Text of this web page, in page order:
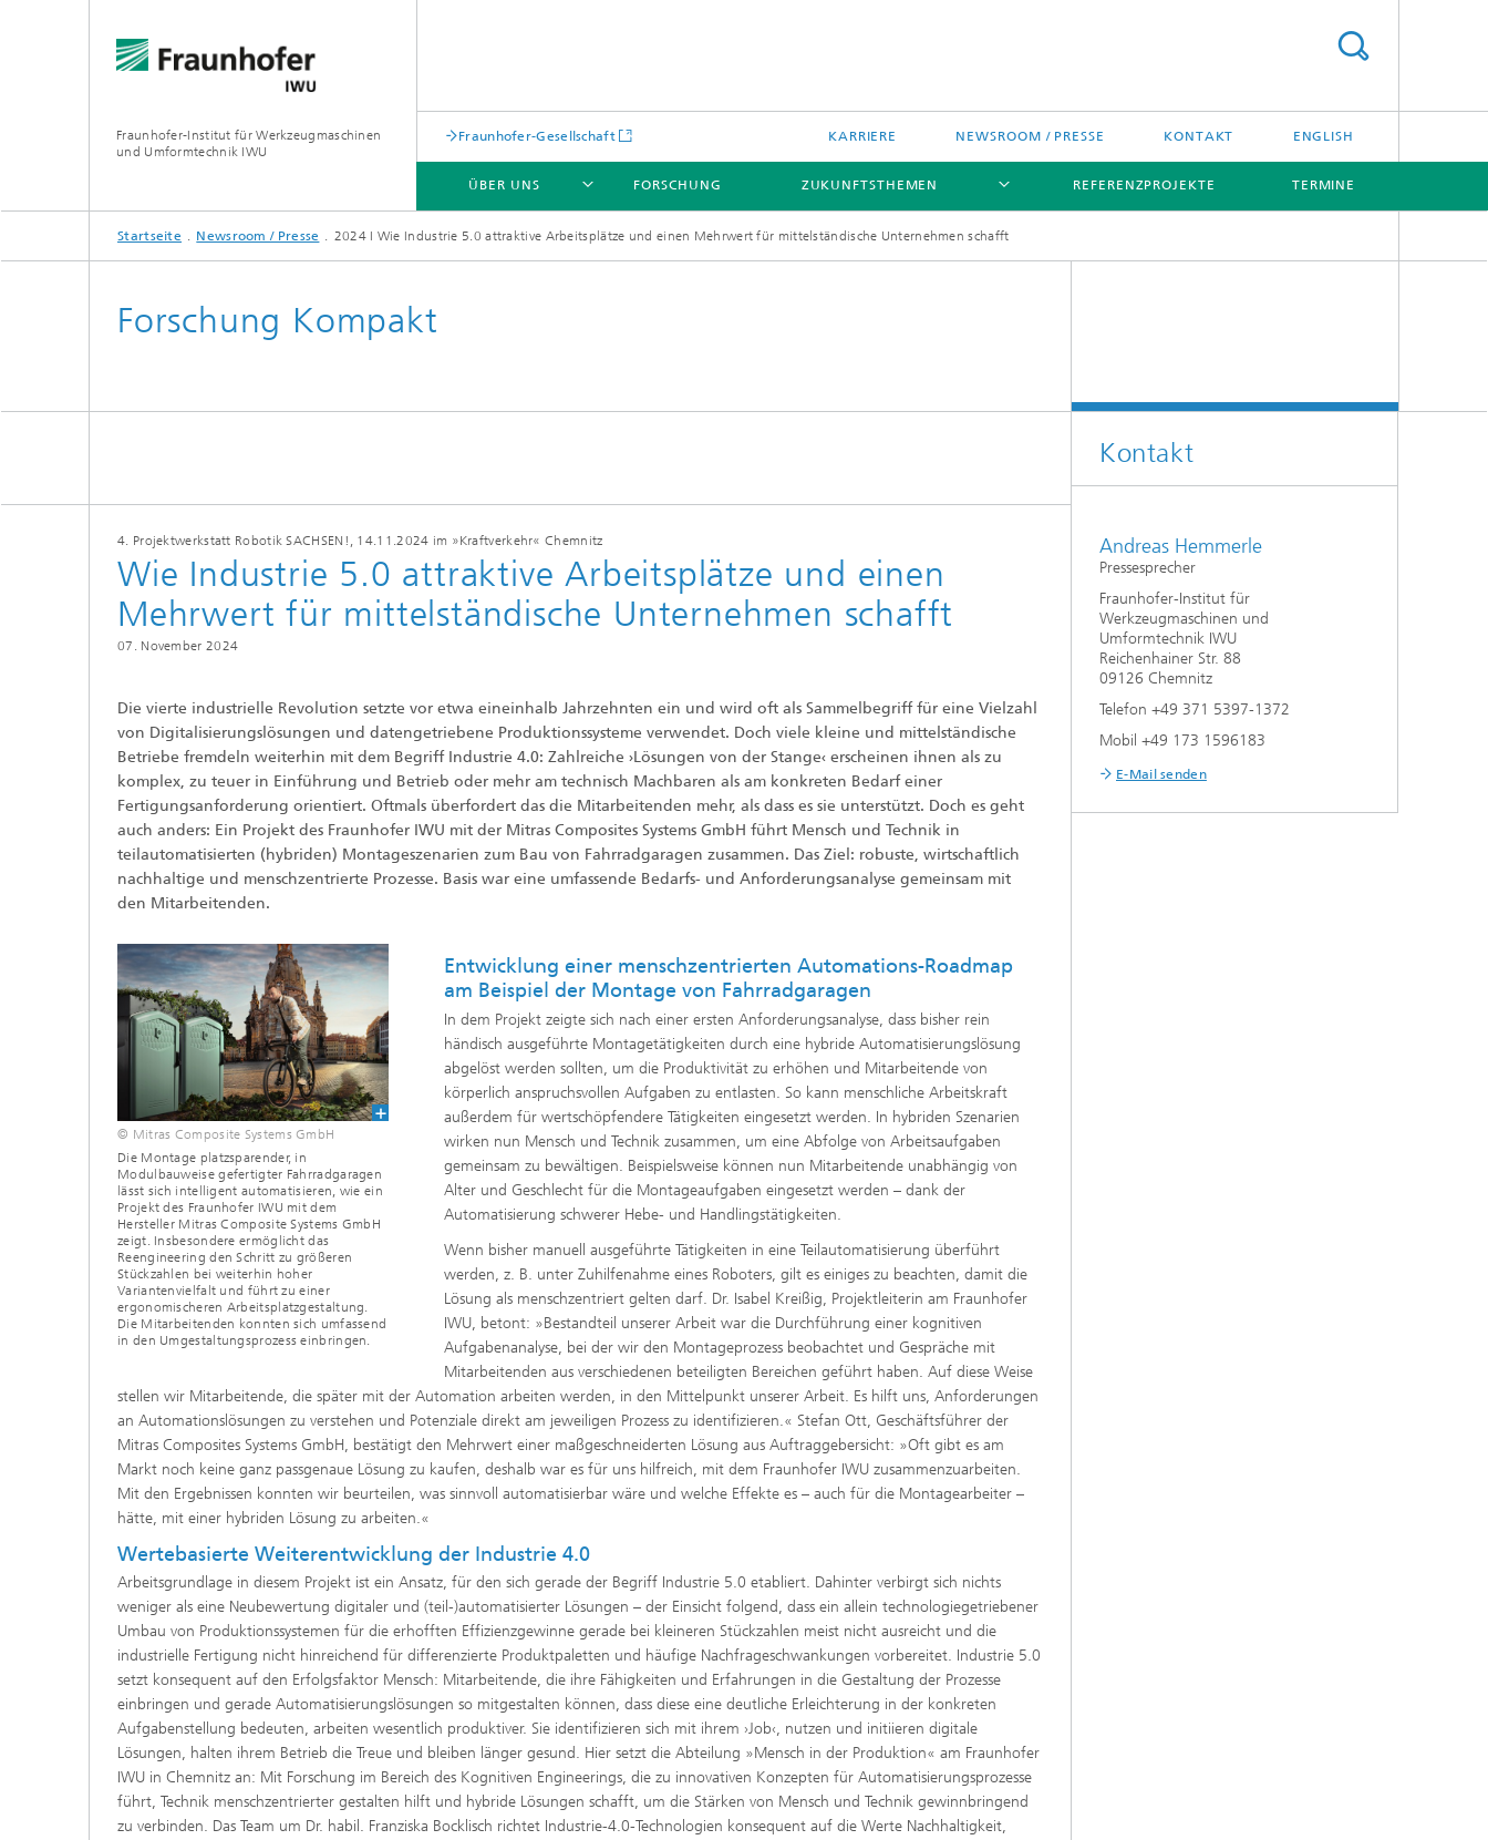
Fraunhofer-Institut für Werkzeugmaschinen
und Umformtechnik IWU
Fraunhofer-Gesellschaft KARRIERE NEWSROOM / PRESSE KONTAKT ENGLISH
ÜBER UNS
ÜBER UNS
FORSCHUNG ZUKUNFTSTHEMEN
ZUKUNFTSTHEMEN
REFERENZPROJEKTE TERMINE
Startseite Newsroom / Presse 2024 I Wie Industrie 5.0 attraktive Arbeitsplätze und einen Mehrwert für mittelständische Unternehmen schafft
Forschung Kompakt
4. Projektwerkstatt Robotik SACHSEN!, 14.11.2024 im »Kraftverkehr« Chemnitz
Wie Industrie 5.0 attraktive Arbeitsplätze und einen
Mehrwert für mittelständische Unternehmen schafft
07. November 2024
Die vierte industrielle Revolution setzte vor etwa eineinhalb Jahrzehnten ein und wird oft als Sammelbegriff für eine Vielzahl
von Digitalisierungslösungen und datengetriebene Produktionssysteme verwendet. Doch viele kleine und mittelständische
Betriebe fremdeln weiterhin mit dem Begriff Industrie 4.0: Zahlreiche ›Lösungen von der Stange‹ erscheinen ihnen als zu
komplex, zu teuer in Einführung und Betrieb oder mehr am technisch Machbaren als am konkreten Bedarf einer
Fertigungsanforderung orientiert. Oftmals überfordert das die Mitarbeitenden mehr, als dass es sie unterstützt. Doch es geht
auch anders: Ein Projekt des Fraunhofer IWU mit der Mitras Composites Systems GmbH führt Mensch und Technik in
teilautomatisierten (hybriden) Montageszenarien zum Bau von Fahrradgaragen zusammen. Das Ziel: robuste, wirtschaftlich
nachhaltige und menschzentrierte Prozesse. Basis war eine umfassende Bedarfs- und Anforderungsanalyse gemeinsam mit
den Mitarbeitenden.
© Mitras Composite Systems GmbH
Die Montage platzsparender, in
Modulbauweise gefertigter Fahrradgaragen
lässt sich intelligent automatisieren, wie ein
Projekt des Fraunhofer IWU mit dem
Hersteller Mitras Composite Systems GmbH
zeigt. Insbesondere ermöglicht das
Reengineering den Schritt zu größeren
Stückzahlen bei weiterhin hoher
Variantenvielfalt und führt zu einer
ergonomischeren Arbeitsplatzgestaltung.
Die Mitarbeitenden konnten sich umfassend
in den Umgestaltungsprozess einbringen.
Entwicklung einer menschzentrierten Automations-Roadmap
am Beispiel der Montage von Fahrradgaragen
In dem Projekt zeigte sich nach einer ersten Anforderungsanalyse, dass bisher rein
händisch ausgeführte Montagetätigkeiten durch eine hybride Automatisierungslösung
abgelöst werden sollten, um die Produktivität zu erhöhen und Mitarbeitende von
körperlich anspruchsvollen Aufgaben zu entlasten. So kann menschliche Arbeitskraft
außerdem für wertschöpfendere Tätigkeiten eingesetzt werden. In hybriden Szenarien
wirken nun Mensch und Technik zusammen, um eine Abfolge von Arbeitsaufgaben
gemeinsam zu bewältigen. Beispielsweise können nun Mitarbeitende unabhängig von
Alter und Geschlecht für die Montageaufgaben eingesetzt werden – dank der
Automatisierung schwerer Hebe- und Handlingstätigkeiten.
Wenn bisher manuell ausgeführte Tätigkeiten in eine Teilautomatisierung überführt
werden, z. B. unter Zuhilfenahme eines Roboters, gilt es einiges zu beachten, damit die
Lösung als menschzentriert gelten darf. Dr. Isabel Kreißig, Projektleiterin am Fraunhofer
IWU, betont: »Bestandteil unserer Arbeit war die Durchführung einer kognitiven
Aufgabenanalyse, bei der wir den Montageprozess beobachtet und Gespräche mit
Mitarbeitenden aus verschiedenen beteiligten Bereichen geführt haben. Auf diese Weise
stellen wir Mitarbeitende, die später mit der Automation arbeiten werden, in den Mittelpunkt unserer Arbeit. Es hilft uns, Anforderungen
an Automationslösungen zu verstehen und Potenziale direkt am jeweiligen Prozess zu identifizieren.« Stefan Ott, Geschäftsführer der
Mitras Composites Systems GmbH, bestätigt den Mehrwert einer maßgeschneiderten Lösung aus Auftraggebersicht: »Oft gibt es am
Markt noch keine ganz passgenaue Lösung zu kaufen, deshalb war es für uns hilfreich, mit dem Fraunhofer IWU zusammenzuarbeiten.
Mit den Ergebnissen konnten wir beurteilen, was sinnvoll automatisierbar wäre und welche Effekte es – auch für die Montagearbeiter –
hätte, mit einer hybriden Lösung zu arbeiten.«
Wertebasierte Weiterentwicklung der Industrie 4.0
Arbeitsgrundlage in diesem Projekt ist ein Ansatz, für den sich gerade der Begriff Industrie 5.0 etabliert. Dahinter verbirgt sich nichts
weniger als eine Neubewertung digitaler und (teil-)automatisierter Lösungen – der Einsicht folgend, dass ein allein technologiegetriebener
Umbau von Produktionssystemen für die erhofften Effizienzgewinne gerade bei kleineren Stückzahlen meist nicht ausreicht und die
industrielle Fertigung nicht hinreichend für differenzierte Produktpaletten und häufige Nachfrageschwankungen vorbereitet. Industrie 5.0
setzt konsequent auf den Erfolgsfaktor Mensch: Mitarbeitende, die ihre Fähigkeiten und Erfahrungen in die Gestaltung der Prozesse
einbringen und gerade Automatisierungslösungen so mitgestalten können, dass diese eine deutliche Erleichterung in der konkreten
Aufgabenstellung bedeuten, arbeiten wesentlich produktiver. Sie identifizieren sich mit ihrem ›Job‹, nutzen und initiieren digitale
Lösungen, halten ihrem Betrieb die Treue und bleiben länger gesund. Hier setzt die Abteilung »Mensch in der Produktion« am Fraunhofer
IWU in Chemnitz an: Mit Forschung im Bereich des Kognitiven Engineerings, die zu innovativen Konzepten für Automatisierungsprozesse
führt, Technik menschzentrierter gestalten hilft und hybride Lösungen schafft, um die Stärken von Mensch und Technik gewinnbringend
zu verbinden. Das Team um Dr. habil. Franziska Bocklisch richtet Industrie-4.0-Technologien konsequent auf die Werte Nachhaltigkeit,
Kontakt
Andreas Hemmerle
Pressesprecher
Fraunhofer-Institut für
Werkzeugmaschinen und
Umformtechnik IWU
Reichenhainer Str. 88
09126 Chemnitz
Telefon +49 371 5397-1372
Mobil +49 173 1596183
E-Mail senden